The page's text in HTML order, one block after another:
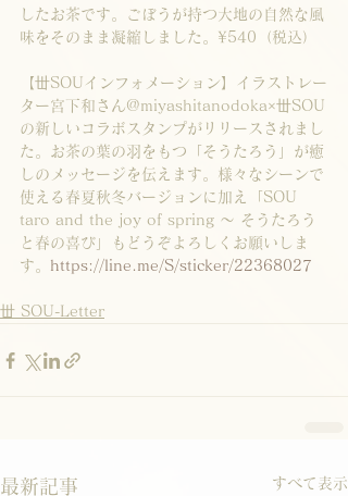
したお茶です。ごぼうが持つ大地の自然な風
味をそのまま凝縮しました。¥540（税込）
【丗SOUインフォメーション】イラストレー
ター宮下和さん@miyashitanodoka×丗SOU
の新しいコラボスタンプがリリースされまし
た。お茶の葉の羽をもつ「そうたろう」が癒
しのメッセージを伝えます。様々なシーンで
使える春夏秋冬バージョンに加え「SOU
taro and the joy of spring ～ そうたろう
と春の喜び」もどうぞよろしくお願いしま
す。 https://line.me/S/sticker/22368027
丗 SOU-Letter
最新記事 すべて表示